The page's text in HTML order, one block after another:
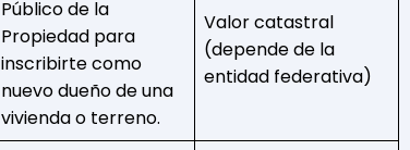
Público de la
Propiedad para
inscribirte como
nuevo dueño de una
vivienda o terreno.
Valor catastral
(depende de la
entidad federativa)